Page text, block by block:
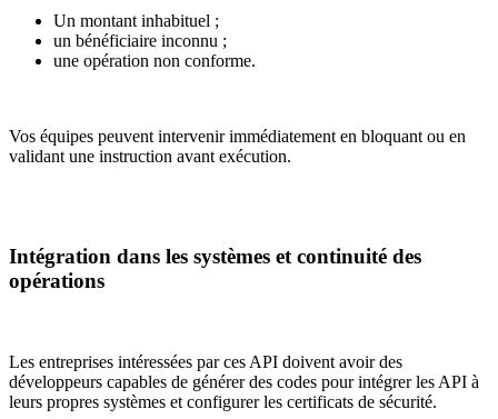
Un montant inhabituel ;
un bénéficiaire inconnu ;
une opération non conforme.
Vos équipes peuvent intervenir immédiatement en bloquant ou en
validant une instruction avant exécution.
Intégration dans les systèmes et continuité des
opérations
Les entreprises intéressées par ces API doivent avoir des
développeurs capables de générer des codes pour intégrer les API à
leurs propres systèmes et configurer les certificats de sécurité.